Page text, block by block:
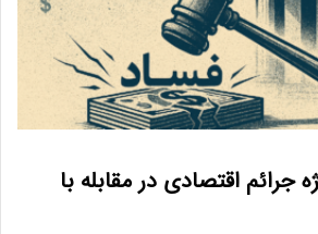
اقتصادی در مقابله با